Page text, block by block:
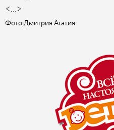
<...>
Фото Дмитрия Агатия